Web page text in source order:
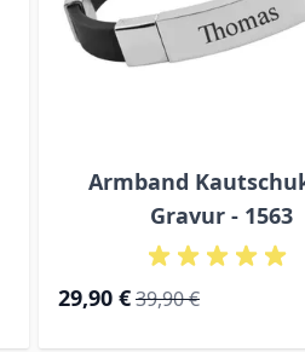
Armband
Gravur - 1563
Special Price
29,90 € Regular Price
39,90 €